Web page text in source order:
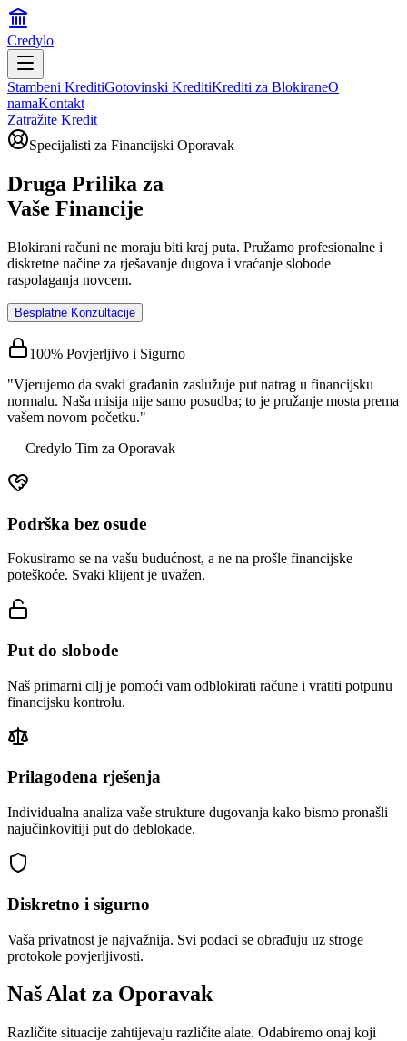
Credylo
Stambeni KreditiGotovinski KreditiKrediti za BlokiraneO
namaKontakt
Zatražite Kredit
Specijalisti za Financijski Oporavak
Druga Prilika za
Vaše Financije
Blokirani računi ne moraju biti kraj puta. Pružamo profesionalne i
diskretne načine za rješavanje dugova i vraćanje slobode
raspolaganja novcem.
Besplatne Konzultacije
100% Povjerljivo i Sigurno
"Vjerujemo da svaki građanin zaslužuje put natrag u financijsku
normalu. Naša misija nije samo posudba; to je pružanje mosta prema
vašem novom početku."
— Credylo Tim za Oporavak
Podrška bez osude
Fokusiramo se na vašu budućnost, a ne na prošle financijske
poteškoće. Svaki klijent je uvažen.
Put do slobode
Naš primarni cilj je pomoći vam odblokirati račune i vratiti potpunu
financijsku kontrolu.
Prilagođena rješenja
Individualna analiza vaše strukture dugovanja kako bismo pronašli
najučinkovitiji put do deblokade.
Diskretno i sigurno
Vaša privatnost je najvažnija. Svi podaci se obrađuju uz stroge
protokole povjerljivosti.
Naš Alat za Oporavak
Različite situacije zahtijevaju različite alate. Odabiremo onaj koji